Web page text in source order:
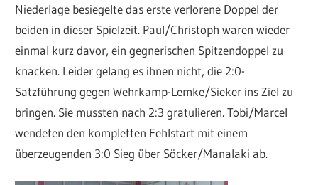
Niederlage besiegelte das erste verlorene Doppel der
beiden in dieser Spielzeit. Paul/Christoph waren wieder
einmal kurz davor, ein gegnerischen Spitzendoppel zu
knacken. Leider gelang es ihnen nicht, die 2:0-
Satzführung gegen Wehrkamp-Lemke/Sieker ins Ziel zu
bringen. Sie mussten nach 2:3 gratulieren. Tobi/Marcel
wendeten den kompletten Fehlstart mit einem
überzeugenden 3:0 Sieg über Söcker/Manalaki ab.